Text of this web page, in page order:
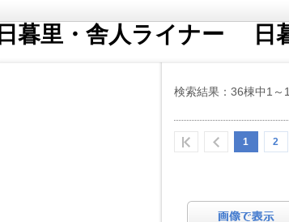
日暮里・舎人ライナー 日
検索結果：36棟中1～
1 2